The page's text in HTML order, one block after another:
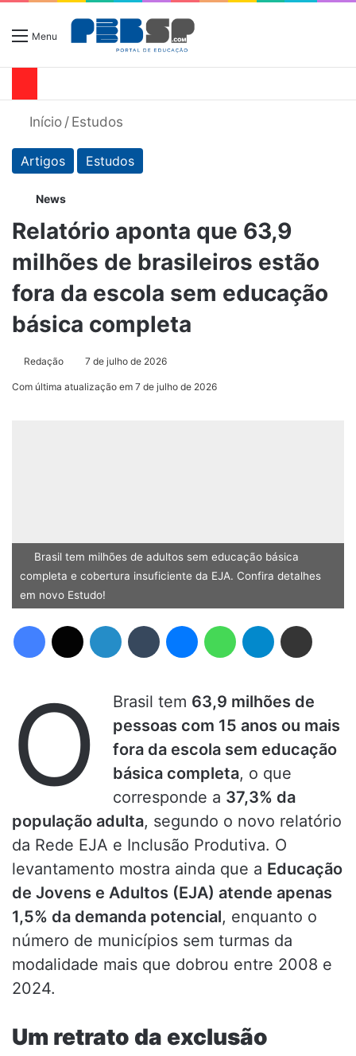
Menu
Início / Estudos
Artigos Estudos
News
Relatório aponta que 63,9
milhões de brasileiros estão
fora da escola sem educação
básica completa
Redação 7 de julho de 2026
Com última atualização em 7 de julho de 2026
Brasil tem milhões de adultos sem educação básica
completa e cobertura insuficiente da EJA. Confira detalhes
em novo Estudo!
O Brasil tem 63,9 milhões de
pessoas com 15 anos ou mais
fora da escola sem educação
básica completa, o que
corresponde a 37,3% da
população adulta, segundo o novo relatório
da Rede EJA e Inclusão Produtiva. O
levantamento mostra ainda que a Educação
de Jovens e Adultos (EJA) atende apenas
1,5% da demanda potencial, enquanto o
número de municípios sem turmas da
modalidade mais que dobrou entre 2008 e
2024.
Um retrato da exclusão